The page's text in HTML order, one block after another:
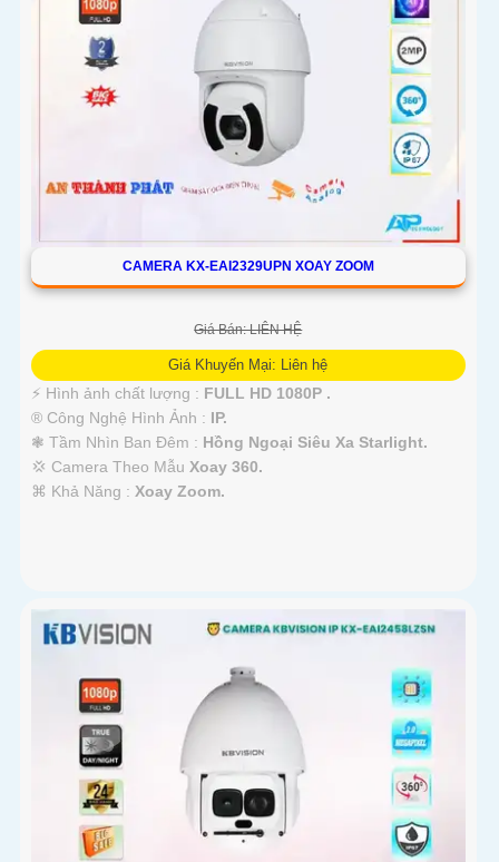
CAMERA KX-EAI2329UPN XOAY ZOOM
Giá Bán: LIÊN HỆ
Giá Khuyến Mại: Liên hệ
️⚡ Hình ảnh chất lượng : FULL HD 1080P .
®️ Công Nghệ Hình Ảnh : IP.
❃ Tầm Nhìn Ban Đêm : Hồng Ngoại Siêu Xa Starlight.
💢 Camera Theo Mẫu Xoay 360.
️⌘ Khả Năng : Xoay Zoom.